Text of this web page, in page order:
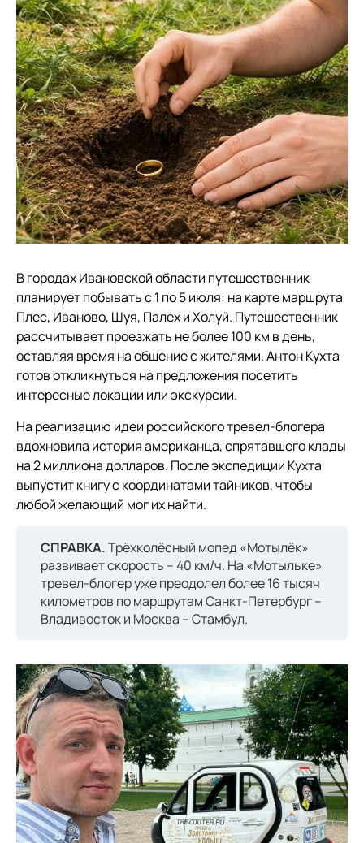
В городах Ивановской области путешественник
планирует побывать с 1 по 5 июля: на карте маршрута
Плес, Иваново, Шуя, Палех и Холуй. Путешественник
рассчитывает проезжать не более 100 км в день,
оставляя время на общение с жителями. Антон Кухта
готов откликнуться на предложения посетить
интересные локации или экскурсии.
На реализацию идеи российского тревел-блогера
вдохновила история американца, спрятавшего клады
на 2 миллиона долларов. После экспедиции Кухта
выпустит книгу с координатами тайников, чтобы
любой желающий мог их найти.
СПРАВКА.Трёхколёсный мопед «Мотылёк»
развивает скорость – 40 км/ч. На «Мотыльке»
тревел-блогер уже преодолел более 16 тысяч
километров по маршрутам Санкт-Петербург –
Владивосток и Москва – Стамбул.